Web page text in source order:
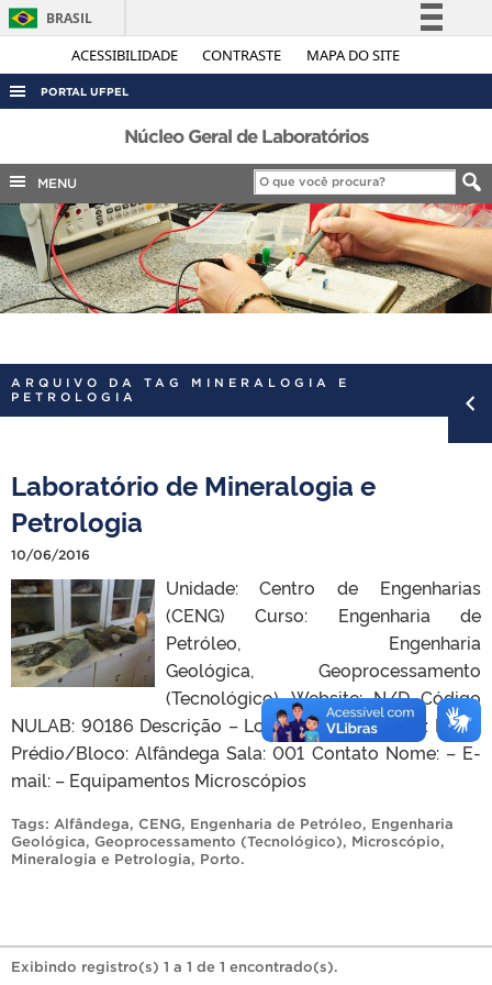
ACESSIBILIDADE CONTRASTE MAPA DO SITE
BRASIL
Simplifique!
Legislação
Canais
PORTAL UFPEL
ACESSO À INFORMAÇÃO
AUDITORIA
COBALTO
CONCURSOS
EDITAIS
INTERNACIONAL
PORTARIAS
Núcleo Geral de Laboratórios
MENU
ARQUIVO DA TAG MINERALOGIA E
PETROLOGIA
Laboratório de Mineralogia e
Petrologia
10/06/2016
Unidade: Centro de Engenharias
(CENG) Curso: Engenharia de
Petróleo, Engenharia
Geológica, Geoprocessamento
(Tecnológico). Website: N/D Código
NULAB: 90186 Descrição – Localização Campus: Porto
Prédio/Bloco: Alfândega Sala: 001 Contato Nome: – E-
mail: – Equipamentos Microscópios
Tags: Alfândega, CENG, Engenharia de Petróleo, Engenharia
Geológica, Geoprocessamento (Tecnológico), Microscópio,
Mineralogia e Petrologia, Porto.
Exibindo registro(s) 1 a 1 de 1 encontrado(s).